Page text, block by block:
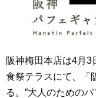
阪神梅田本店は4月
食祭テラスにて、「
る。”大人のための